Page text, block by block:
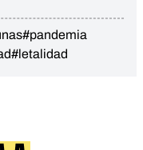
#pandemia
#letalidad